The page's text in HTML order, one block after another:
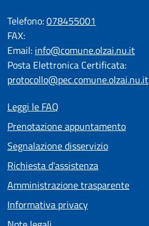
Telefono:078455001
FAX:
Email: info@comune.olzai.nu.it
Posta Elettronica Certificata:
protocollo@pec.comune.olzai.nu.it
Leggi le FAQ
Prenotazione appuntamento
Segnalazione disservizio
Richiesta d'assistenza
Amministrazione trasparente
Informativa privacy